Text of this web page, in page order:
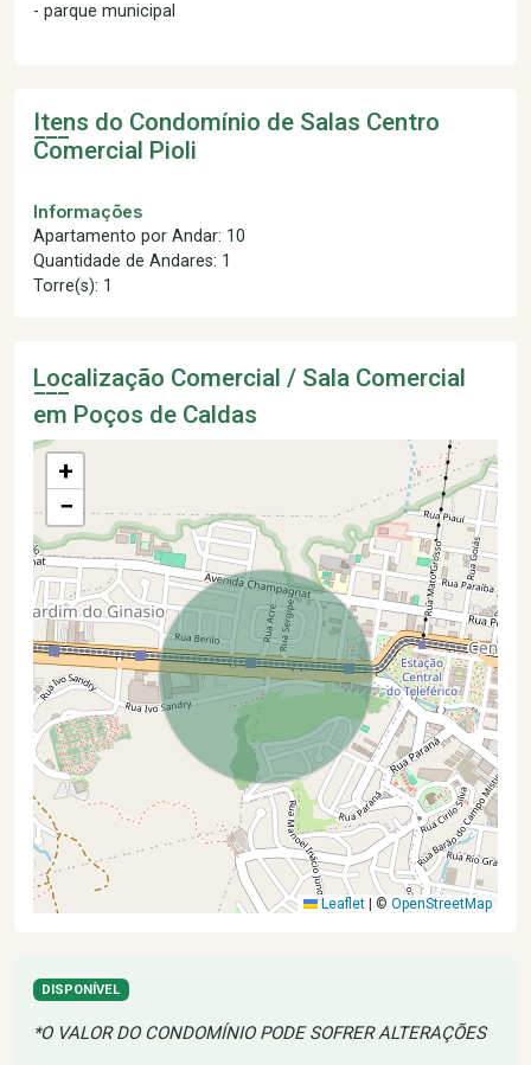
- parque municipal
Itens do Condomínio de Salas Centro
Comercial Pioli
Informações
Apartamento por Andar: 10
Quantidade de Andares: 1
Torre(s): 1
Localização Comercial / Sala Comercial
em Poços de Caldas
+
−
Leaflet © OpenStreetMap
DISPONÍVEL
*O VALOR DO CONDOMÍNIO PODE SOFRER ALTERAÇÕES